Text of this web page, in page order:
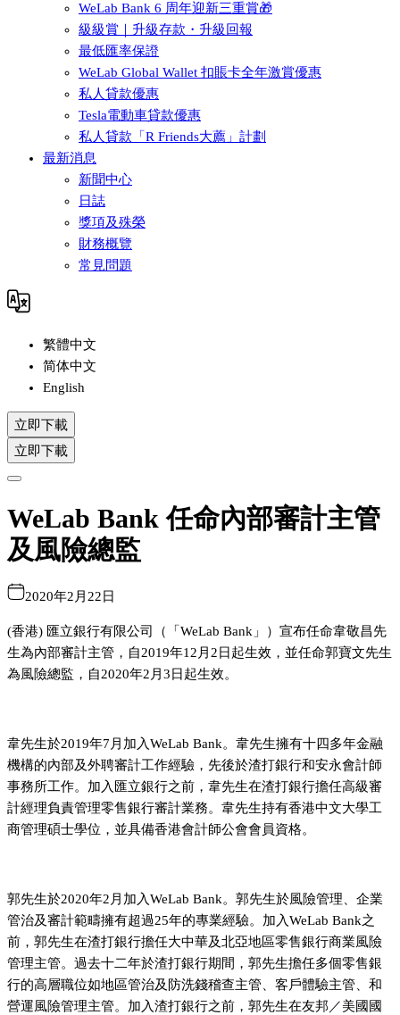
WeLab Bank 6 周年迎新三重賞🎁
級級賞｜升級存款・升級回報
最低匯率保證
WeLab Global Wallet 扣賬卡全年激賞優惠
私人貸款優惠
Tesla電動車貸款優惠
私人貸款「R Friends大薦」計劃
最新消息
新聞中心
日誌
獎項及殊榮
財務概覽
常見問題
繁體中文
简体中文
English
立即下載
立即下載
WeLab Bank 任命內部審計主管
及風險總監
2020年2月22日
(香港) 匯立銀行有限公司（「WeLab Bank」）宣布任命韋敬昌先
生為內部審計主管，自2019年12月2日起生效，並任命郭寶文先生
為風險總監，自2020年2月3日起生效。
韋先生於2019年7月加入WeLab Bank。韋先生擁有十四多年金融
機構的內部及外聘審計工作經驗，先後於渣打銀行和安永會計師
事務所工作。加入匯立銀行之前，韋先生在渣打銀行擔任高級審
計經理負責管理零售銀行審計業務。韋先生持有香港中文大學工
商管理碩士學位，並具備香港會計師公會會員資格。
郭先生於2020年2月加入WeLab Bank。郭先生於風險管理、企業
管治及審計範疇擁有超過25年的專業經驗。加入WeLab Bank之
前，郭先生在渣打銀行擔任大中華及北亞地區零售銀行商業風險
管理主管。過去十二年於渣打銀行期間，郭先生擔任多個零售銀
行的高層職位如地區管治及防洗錢稽查主管、客戶體驗主管、和
營運風險管理主管。加入渣打銀行之前，郭先生在友邦／美國國